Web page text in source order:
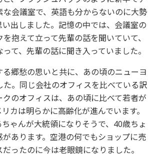
会議室で、英語も分からないのに大勢
出しました。記憶の中では、会議室の
抱えて立って先輩の話を聞いていて、
て、先輩の話に聞き入っていました。
郷愁の思いと共に、あの頃のニューヨ
。同じ会社のオフィスを比べている訳
のオフィスは、あの頃に比べて若者が
カは明らかに高齢化が進んでいます。
ゃんが大統領になりそうで、40歳ちょ
あります。空港の何でもショップに売
ったのに今は老眼鏡になりました。